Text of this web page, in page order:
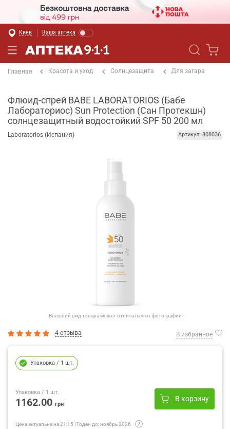
Киев Ваша аптека
Главная Красота и уход Солнцезащита Для загара
Флюид-спрей BABE LABORATORIOS (Бабе
Лабораториос) Sun Protection (Сан Протекшн)
солнцезащитный водостойкий SPF 50 200 мл
Laboratorios (Испания) Артикул: 808036
Внешний вид товара может отличаться от фотографии
4 отзыва В избранное
Упаковка / 1 шт.
Упаковка / 1 шт.
1162.00 грн
В корзину
Цена актуальна на21:15 | Годен до:ноябрь 2026